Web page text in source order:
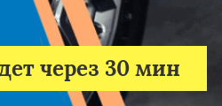
через 30 мин